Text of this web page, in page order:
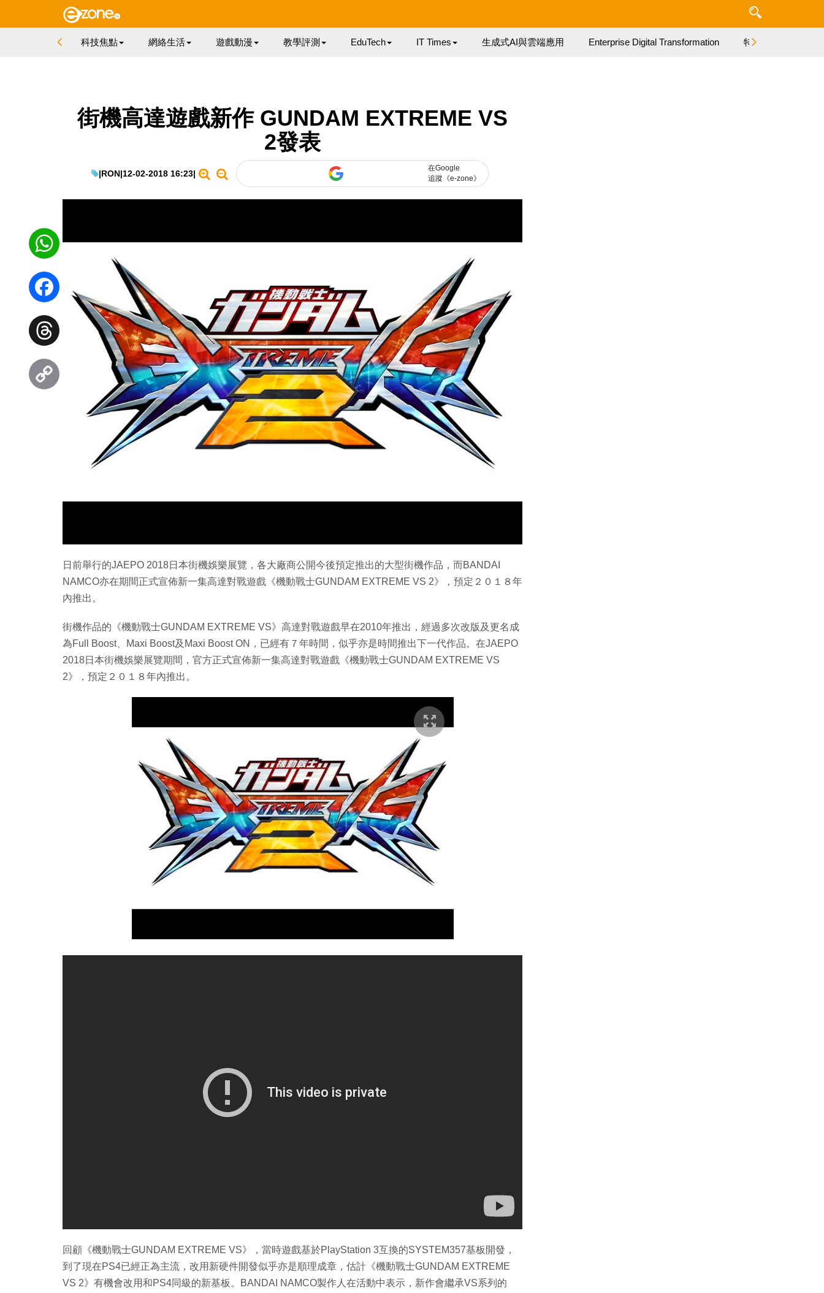
科技焦點 網絡生活 遊戲動漫 教學評測 EduTech IT Times 生成式AI與雲端應用 Enterprise Digital Transformation 特集
街機高達遊戲新作 GUNDAM EXTREME VS
2發表
|RON|12-02-2018 16:23|
在Google
追蹤《e-zone》
日前舉行的JAEPO 2018日本街機娛樂展覽，各大廠商公開今後預定推出的大型街機作品，而BANDAI
NAMCO亦在期間正式宣佈新一集高達對戰遊戲《機動戰士GUNDAM EXTREME VS 2》，預定２０１８年
內推出。
街機作品的《機動戰士GUNDAM EXTREME VS》高達對戰遊戲早在2010年推出，經過多次改版及更名成
為Full Boost、Maxi Boost及Maxi Boost ON，已經有７年時間，似乎亦是時間推出下一代作品。在JAEPO
2018日本街機娛樂展覽期間，官方正式宣佈新一集高達對戰遊戲《機動戰士GUNDAM EXTREME VS
2》，預定２０１８年內推出。
回顧《機動戰士GUNDAM EXTREME VS》，當時遊戲基於PlayStation 3互換的SYSTEM357基板開發，
到了現在PS4已經正為主流，改用新硬件開發似乎亦是順理成章，估計《機動戰士GUNDAM EXTREME
VS 2》有機會改用和PS4同級的新基板。BANDAI NAMCO製作人在活動中表示，新作會繼承VS系列的
WhatsApp
Facebook
Threads